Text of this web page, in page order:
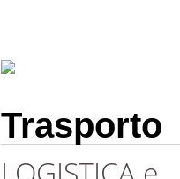
Trasporto